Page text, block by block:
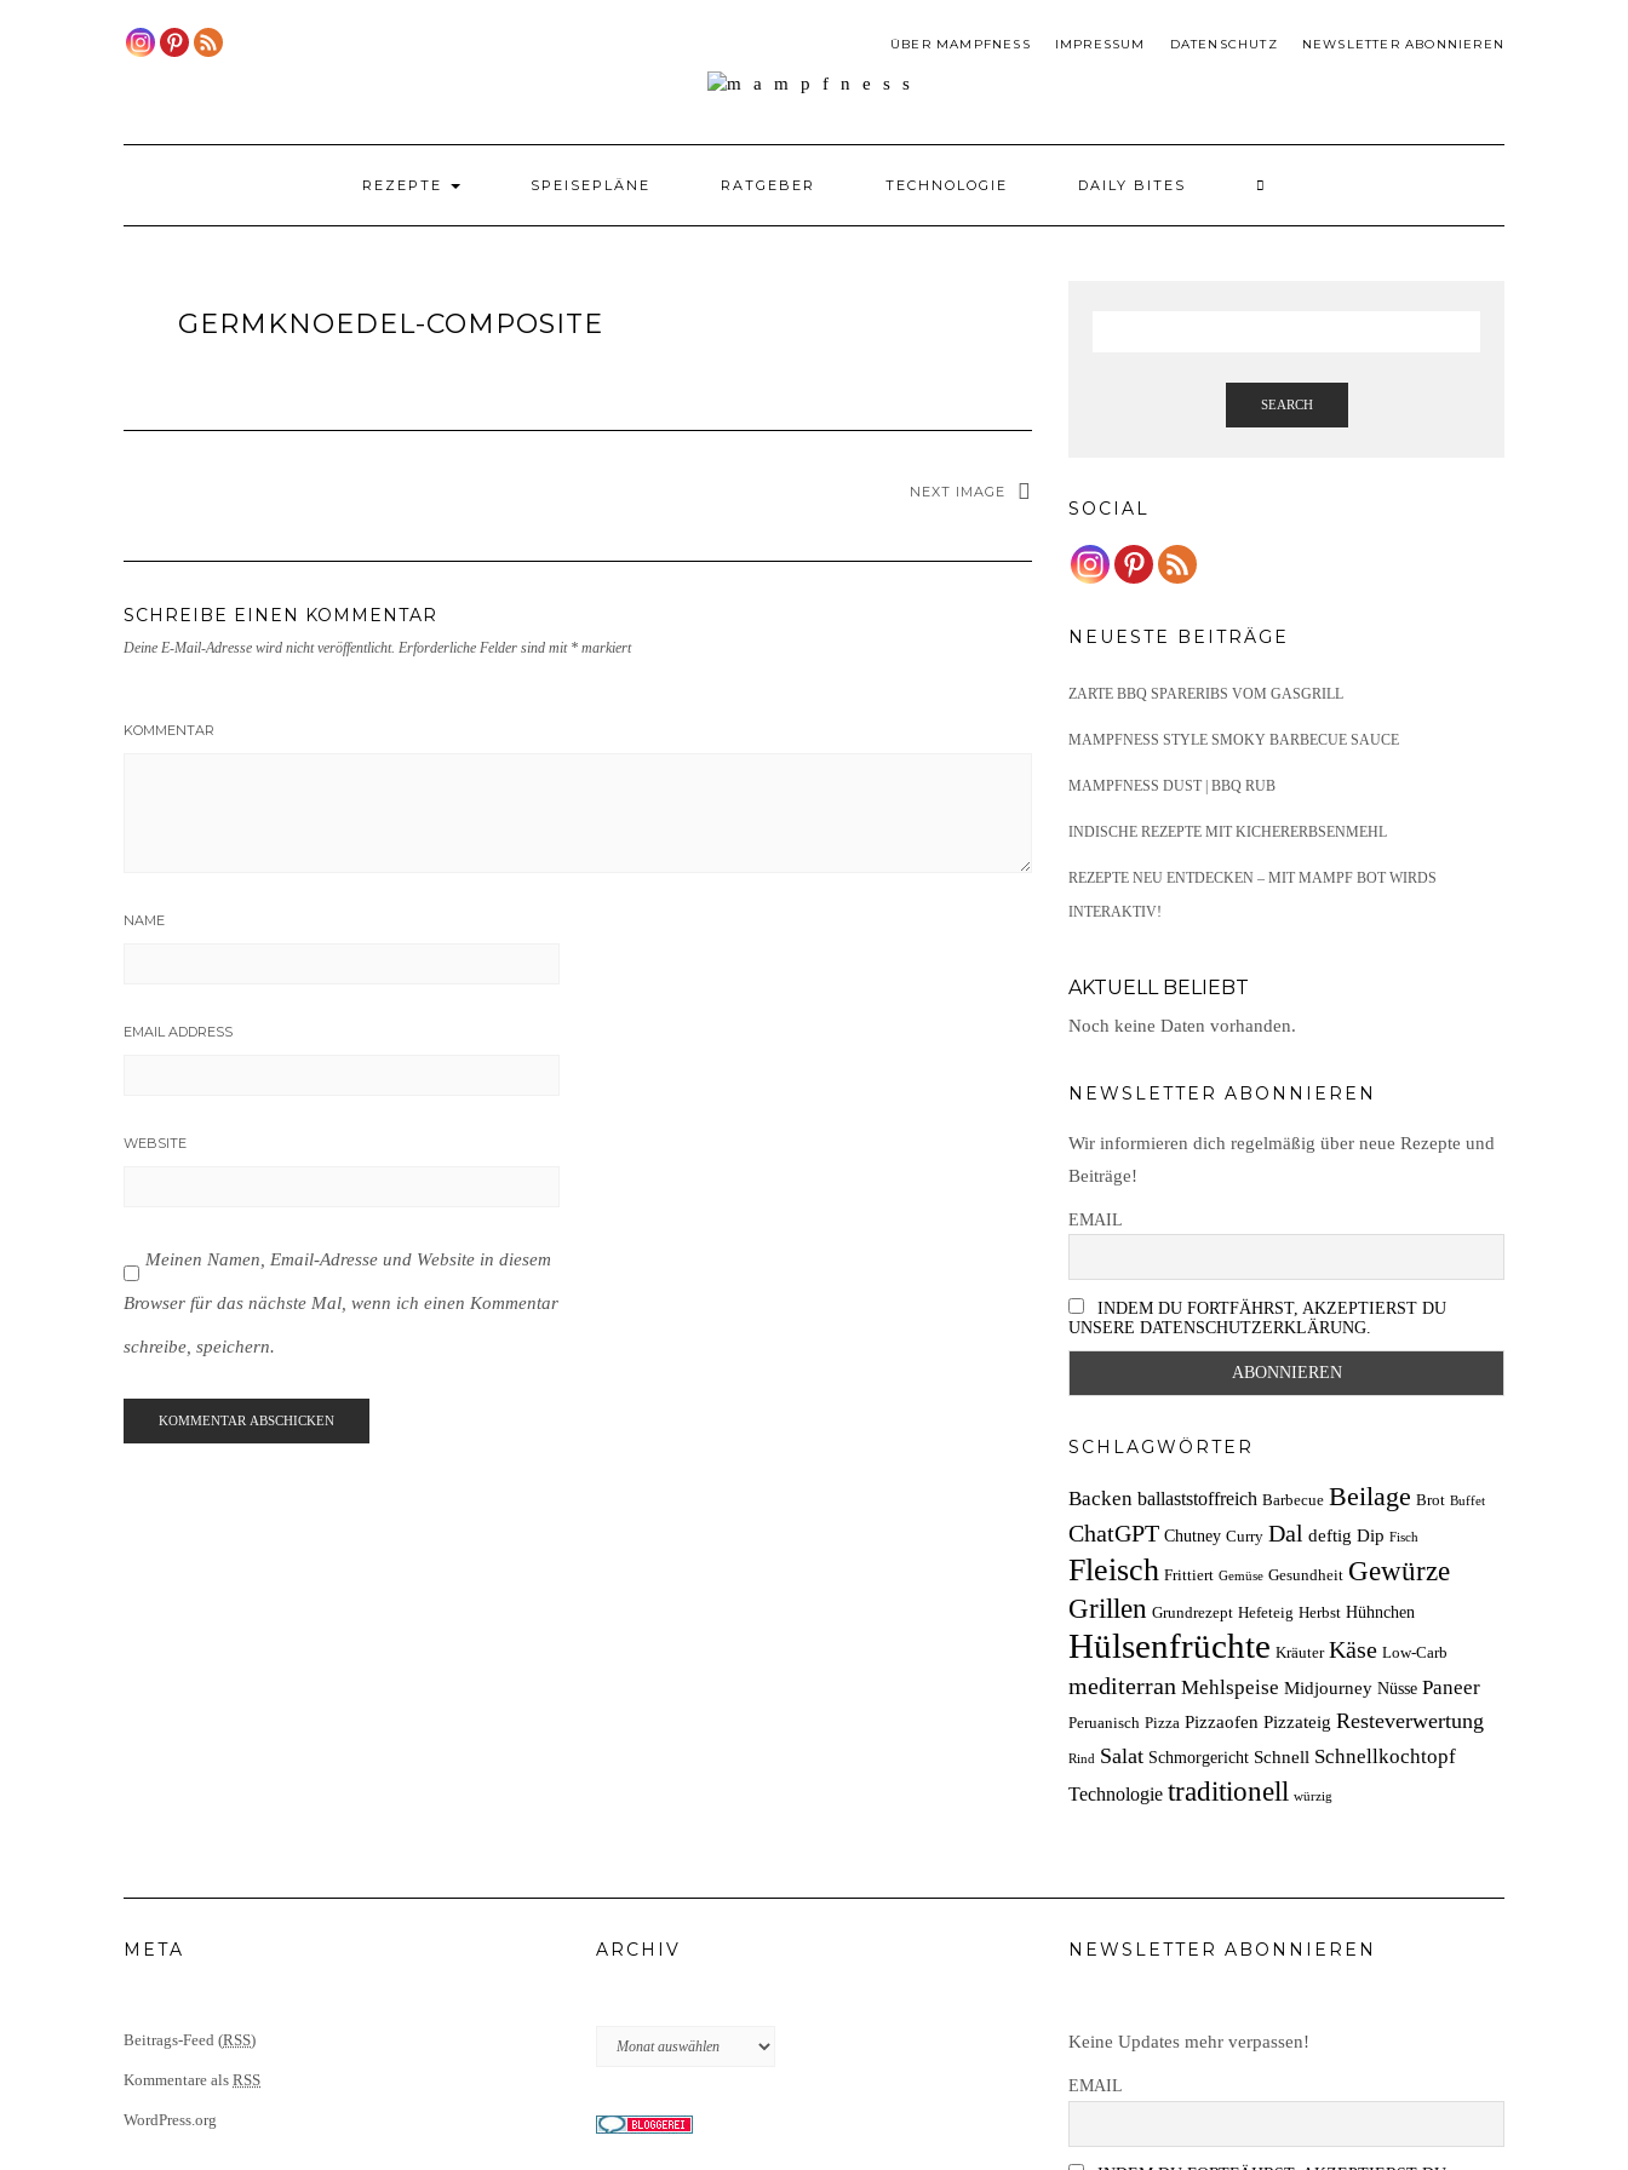
ÜBER MAMPFNESS IMPRESSUM DATENSCHUTZ NEWSLETTER ABONNIEREN
REZEPTE SPEISEPLÄNE RATGEBER TECHNOLOGIE DAILY BITES
GERMKNOEDEL-COMPOSITE
NEXT IMAGE
SCHREIBE EINEN KOMMENTAR
Deine E-Mail-Adresse wird nicht veröffentlicht. Erforderliche Felder sind mit * markiert
KOMMENTAR
NAME
EMAIL ADDRESS
WEBSITE
Meinen Namen, Email-Adresse und Website in diesem
Browser für das nächste Mal, wenn ich einen Kommentar
schreibe, speichern.
SEARCH
SOCIAL
NEUESTE BEITRÄGE
ZARTE BBQ SPARERIBS VOM GASGRILL
MAMPFNESS STYLE SMOKY BARBECUE SAUCE
MAMPFNESS DUST | BBQ RUB
INDISCHE REZEPTE MIT KICHERERBSENMEHL
REZEPTE NEU ENTDECKEN – MIT MAMPF BOT WIRDS
INTERAKTIV!
AKTUELL BELIEBT
Noch keine Daten vorhanden.
NEWSLETTER ABONNIEREN
Wir informieren dich regelmäßig über neue Rezepte und
Beiträge!
EMAIL
INDEM DU FORTFÄHRST, AKZEPTIERST DU
UNSERE DATENSCHUTZERKLÄRUNG.
SCHLAGWÖRTER
Backen ballaststoffreich Barbecue Beilage Brot Buffet
ChatGPT Chutney Curry Dal deftig Dip Fisch
Fleisch Frittiert Gemüse Gesundheit Gewürze
Grillen Grundrezept Hefeteig Herbst Hühnchen
Hülsenfrüchte Kräuter Käse Low-Carb
mediterran Mehlspeise Midjourney Nüsse Paneer
Peruanisch Pizza Pizzaofen Pizzateig Resteverwertung
Rind Salat Schmorgericht Schnell Schnellkochtopf
Technologie traditionell würzig
META
Beitrags-Feed (RSS)
Kommentare als RSS
WordPress.org
ARCHIV
Archiv
NEWSLETTER ABONNIEREN
Keine Updates mehr verpassen!
EMAIL